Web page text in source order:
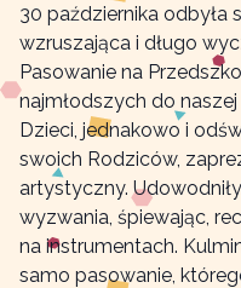
30 października odbyła
wzruszająca i długo
Pasowanie na
najmłodszych do
Dzieci, jednakowo i
swoich Rodziców,
artystyczny.
wyzwania, śpiewając,
na instrumentach.
samo pasowanie,